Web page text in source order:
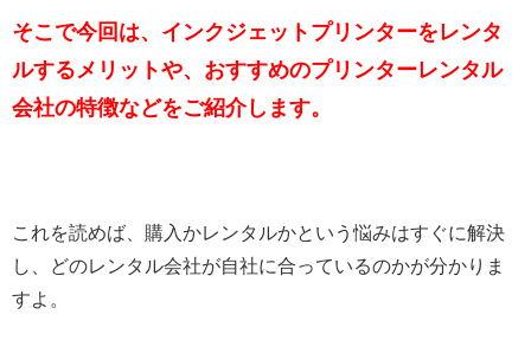
そこで今回は、インクジェットプリンターをレンタ
ルするメリットや、おすすめのプリンターレンタル
会社の特徴などをご紹介します。
これを読めば、購入かレンタルかという悩みはすぐに解決
し、どのレンタル会社が自社に合っているのかが分かりま
すよ。